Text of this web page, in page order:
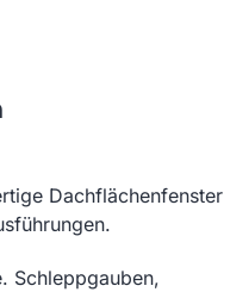
Dachflächenfenster
Schleppgauben,